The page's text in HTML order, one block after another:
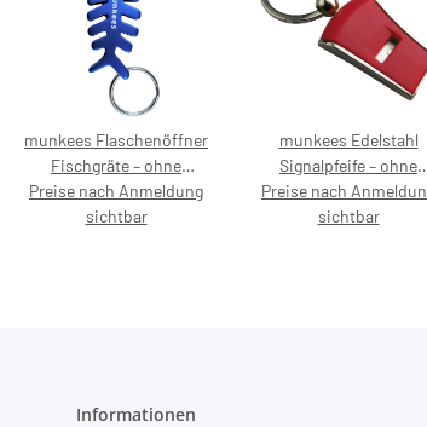
munkees Flaschenöffner
Fischgräte – ohne
Preisaufdruck
Preise nach Anmeldung
sichtbar
munkees Edelstahl
Signalpfeife – ohne
Preisaufdruck
Preise nach
sichtbar
Informationen